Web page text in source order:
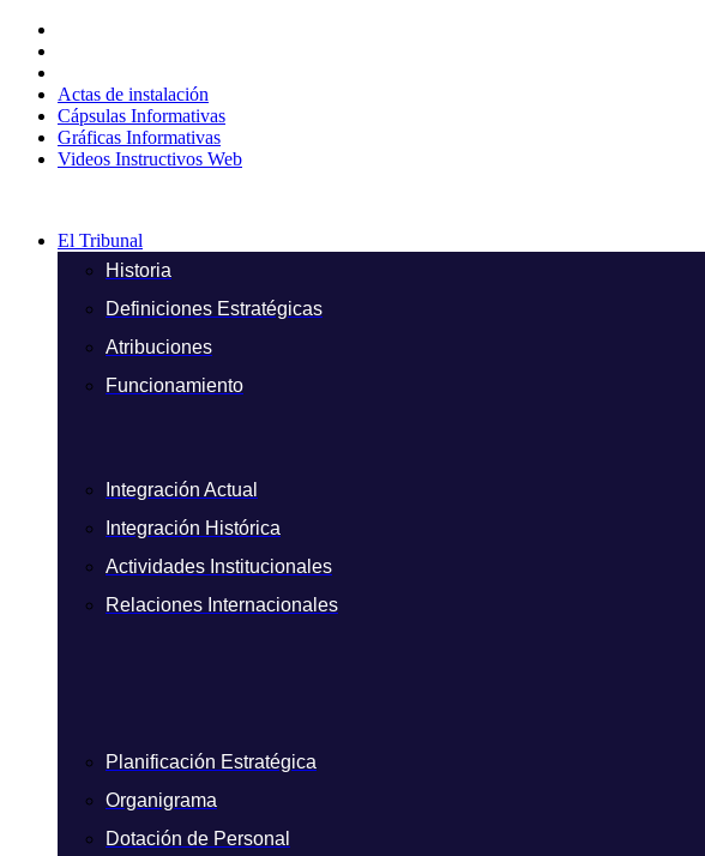
contenido
Actas de instalación
Cápsulas Informativas
Gráficas Informativas
Videos Instructivos Web
El Tribunal
Historia
Definiciones Estratégicas
Atribuciones
Funcionamiento
Integración Actual
Integración Histórica
Actividades Institucionales
Relaciones Internacionales
Planificación Estratégica
Organigrama
Dotación de Personal